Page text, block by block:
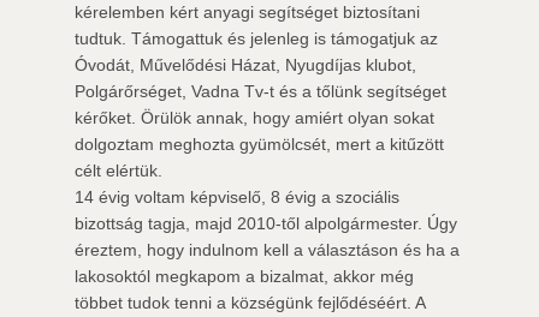
kérelemben kért anyagi segítséget biztosítani
tudtuk. Támogattuk és jelenleg is támogatjuk az
Óvodát, Művelődési Házat, Nyugdíjas klubot,
Polgárőrséget, Vadna Tv-t és a tőlünk segítséget
kérőket. Örülök annak, hogy amiért olyan sokat
dolgoztam meghozta gyümölcsét, mert a kitűzött
célt elértük.
14 évig voltam képviselő, 8 évig a szociális
bizottság tagja, majd 2010-től alpolgármester. Úgy
éreztem, hogy indulnom kell a választáson és ha a
lakosoktól megkapom a bizalmat, akkor még
többet tudok tenni a községünk fejlődéséért. A